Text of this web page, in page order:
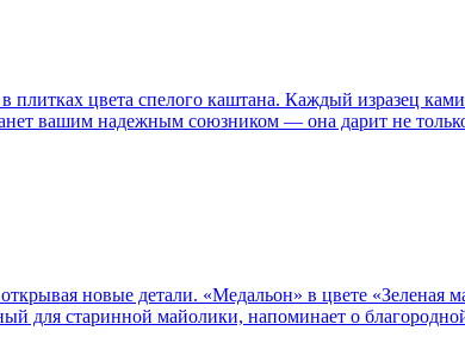
плитках цвета спелого каштана. Каждый изразец
вашим надежным союзником — она дарит не
новые детали. «Медальон» в цвете «Зеленая
для старинной майолики, напоминает о